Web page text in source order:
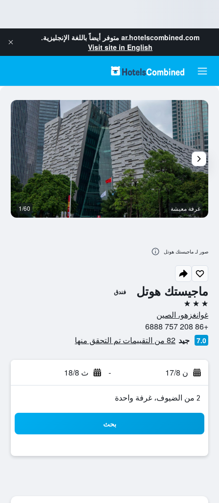
ar.hotelscombined.com متوفر أيضاً باللغة الإنجليزية.
Visit site in English
ماجيستك هوتل فندق
3 نجوم
غوانغزهو، الصين
+86 208 757 6888
7.0 جيد 82 من التقييمات تم التحقق منها
ن 17/8 - ث 18/8
2 من الضيوف، غرفة واحدة
بحث
غرفة معيشة 1/60
صور لـ ماجيستك هوتل